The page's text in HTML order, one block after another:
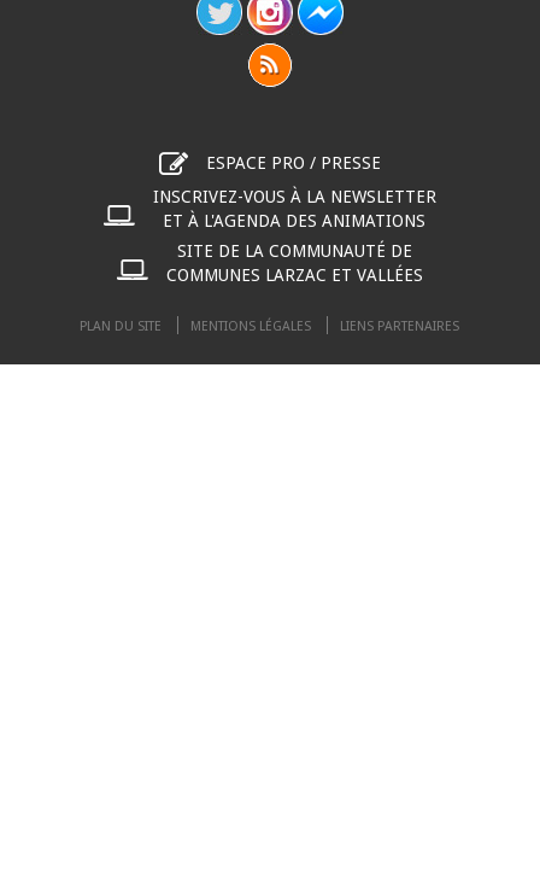
ESPACE PRO / PRESSE
INSCRIVEZ-VOUS À LA NEWSLETTER
ET À L'AGENDA DES ANIMATIONS
SITE DE LA COMMUNAUTÉ DE
COMMUNES LARZAC ET VALLÉES
PLAN DU SITE MENTIONS LÉGALES LIENS PARTENAIRES